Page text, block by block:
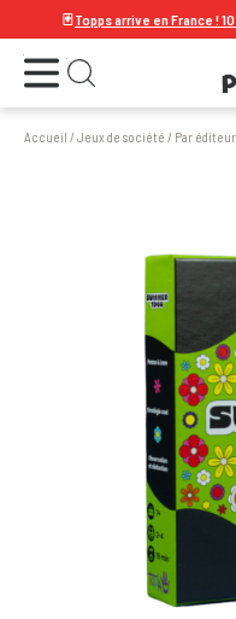
Topps arrive en France ! 10
Ouvrir le menu Ouvrir la recherche
Accueil /Jeux de société / Par